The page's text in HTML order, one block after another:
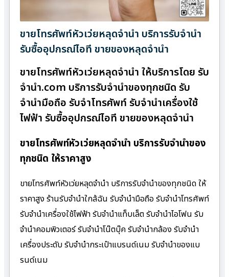
ขายโทรศัพท์หัวเว่ยหลุดจำนำ บริการรับจำนำ
รับซื้ออุปกรณ์ไอที ขายของหลุดจำนำ
ขายโทรศัพท์หัวเว่ยหลุดจำนำ ให้บริการโดย รับ
จํานํา.com บริการรับจำนำของทุกชนิด รับ
จำนำมือถือ รับจำโทรศัพท์ รับจำนำเครื่องใช้
ไฟฟ้า รับซื้ออุปกรณ์ไอที ขายของหลุดจำนำ
ขายโทรศัพท์หัวเว่ยหลุดจำนำ บริการรับจำนำของ
ทุกชนิด ให้ราคาสูง
ขายโทรศัพท์หัวเว่ยหลุดจำนำ บริการรับจำนำของทุกชนิด ให้
ราคาสูง ร้านรับจํานําใกล้ฉัน รับจำนำมือถือ รับจำนำโทรศัพท์
รับจำนำเครื่องใช้ไฟฟ้า รับจำนำแท็บเล็ต รับจำนำไอโฟน รับ
จำนำคอมพิวเตอร์ รับจำนำโน๊ตบุ๊ค รับจำนำกล้อง รับจำนำ
เครื่องประดับ รับจำนำกระเป๋าแบรนด์เนม รับจำนำของแบ
รนด์เนม